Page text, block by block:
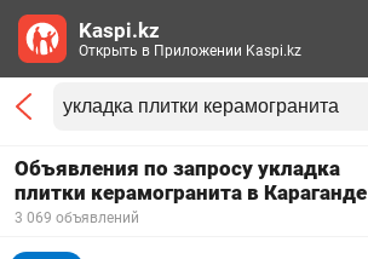
Объявления по запросу укладка
плитки керамогранита в Караганде
3 069 объявлений
Kaspi.kz
Открыть в Приложении Kaspi.kz